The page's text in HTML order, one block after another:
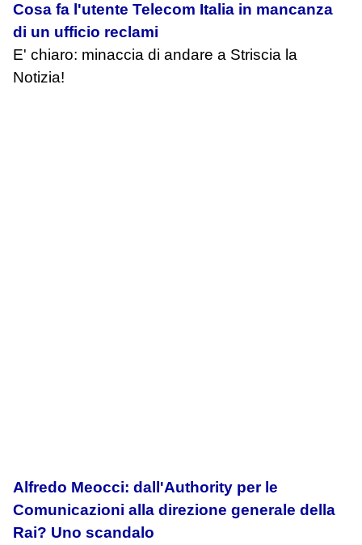
Cosa fa l'utente Telecom Italia in mancanza
di un ufficio reclami
E' chiaro: minaccia di andare a Striscia la
Notizia!
Alfredo Meocci: dall'Authority per le
Comunicazioni alla direzione generale della
Rai? Uno scandalo